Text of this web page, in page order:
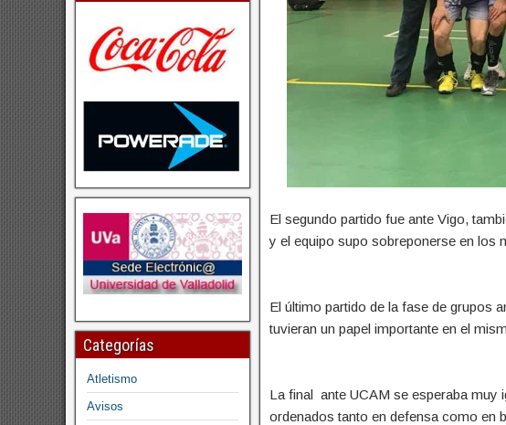
El segundo partido fue ante Vigo,
y el equipo supo sobreponerse en los
El último partido de la fase de grupos
tuvieran un papel importante en el
La final ante UCAM se esperaba muy
ordenados tanto en defensa como en
Categorías
Atletismo
Avisos